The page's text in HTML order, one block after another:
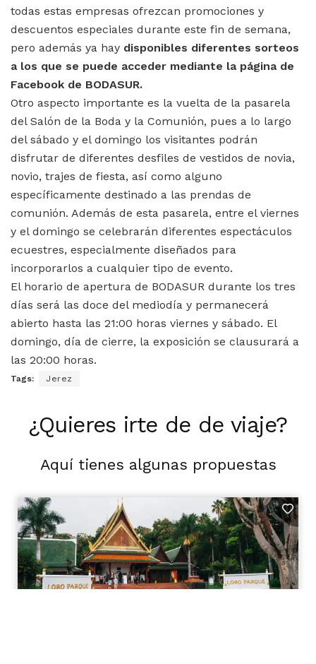
todas estas empresas ofrezcan promociones y
descuentos especiales durante este fin de semana,
pero además ya hay disponibles diferentes sorteos
a los que se puede acceder mediante la página de
Facebook de BODASUR.
Otro aspecto importante es la vuelta de la pasarela
del Salón de la Boda y la Comunión, pues a lo largo
del sábado y el domingo los visitantes podrán
disfrutar de diferentes desfiles de vestidos de novia,
novio, trajes de fiesta, así como alguno
específicamente destinado a las prendas de
comunión. Además de esta pasarela, entre el viernes
y el domingo se celebrarán diferentes espectáculos
ecuestres, especialmente diseñados para
incorporarlos a cualquier tipo de evento.
El horario de apertura de BODASUR durante los tres
días será las doce del mediodía y permanecerá
abierto hasta las 21:00 horas viernes y sábado. El
domingo, día de cierre, la exposición se clausurará a
las 20:00 horas.
Tags: Jerez
¿Quieres irte de de viaje?
Aquí tienes algunas propuestas